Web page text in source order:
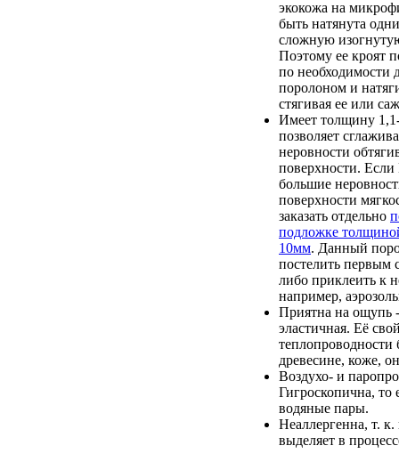
экокожа на
быть натянута
сложную
Поэтому ее кроят
по необходимости
поролоном и
стягивая ее или
Имеет толщину
позволяет
неровности
поверхности.
большие
поверхности
заказать отдельно
подложке
10мм. Данный
постелить первым
либо приклеить к
например,
Приятна на ощупь
эластичная. Её
теплопроводности
древесине, коже,
Воздухо- и
Гигроскопична, то
водяные пары.
Неаллергенна, т. к.
выделяет в